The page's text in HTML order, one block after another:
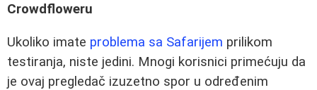
Crowdfloweru
Ukoliko imate problema sa Safarijem prilikom
testiranja, niste jedini. Mnogi korisnici primećuju da
je ovaj pregledač izuzetno spor u određenim